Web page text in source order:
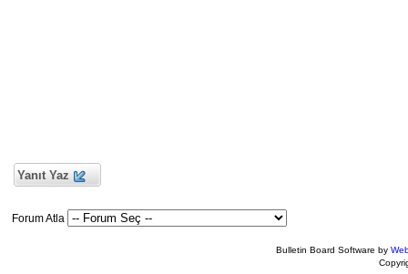
Yanıt Yaz
Forum Atla
Bulletin Board Software by